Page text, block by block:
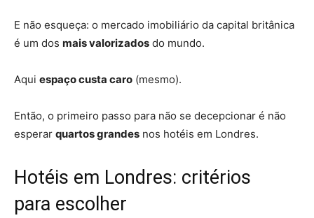
E não esqueça: o mercado imobiliário da capital britânica
é um dos mais valorizados do mundo.
Aqui espaço custa caro (mesmo).
Então, o primeiro passo para não se decepcionar é não
esperar quartos grandes nos hotéis em Londres.
Hotéis em Londres: critérios
para escolher